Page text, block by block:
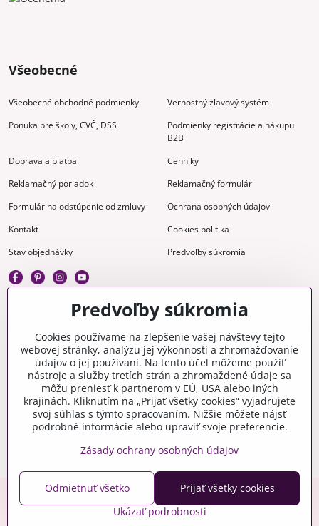
Všeobecné
Všeobecné obchodné podmienky
Vernostný zľavový systém
Ponuka pre školy, CVČ, DSS
Podmienky registrácie a nákupu
B2B
Doprava a platba
Cenníky
Reklamačný poriadok
Reklamačný formulár
Formulár na odstúpenie od zmluvy
Ochrana osobných údajov
Kontakt
Cookies politika
Stav objednávky
Predvoľby súkromia
Gravírovanie
Materiály na stiahnutie
Videonávody
Blog
Kreatívna poradňa
Copyright © 2006-2026 crafty.sk
Eshop pre Českú republiku - craftyshop.cz
Predvoľby súkromia
Cookies používame na zlepšenie vašej návštevy tejto
webovej stránky, analýzu jej výkonnosti a zhromažďovanie
údajov o jej používaní. Na tento účel môžeme použiť
nástroje a služby tretích strán a zhromaždené údaje sa
môžu preniesť k partnerom v EÚ, USA alebo iných
krajinách. Kliknutím na „Prijať všetky cookies“ vyjadrujete
svoj súhlas s týmto spracovaním. Nižšie môžete nájsť
podrobné informácie alebo upraviť svoje preferencie.
Zásady ochrany osobných údajov
Ukázať podrobnosti
Prijať všetky cookies
Odmietnuť všetko